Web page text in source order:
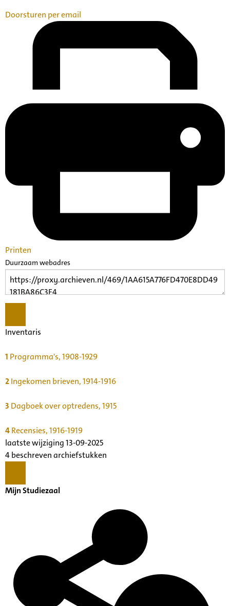
Doorsturen per email
Printen
Duurzaam webadres
Inventaris
1 Programma's, 1908-1929
2Ingekomen brieven, 1914-1916
3 Dagboek over optredens, 1915
4Recensies, 1916-1919
laatste wijziging 13-09-2025
4 beschreven archiefstukken
Mijn Studiezaal